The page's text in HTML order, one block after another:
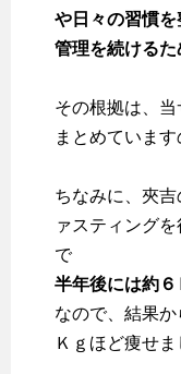
や日々の習慣
管理を続ける
その根拠は、
まとめていま
ちなみに、夾
ァスティング
で
半年後には約
なので、結果
Ｋｇほど痩せま